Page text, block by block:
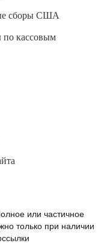
сборы США
по кассовым
или частичное
только при наличии